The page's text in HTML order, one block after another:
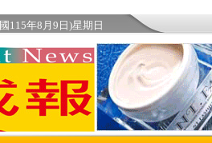
115年8月9日)星期日